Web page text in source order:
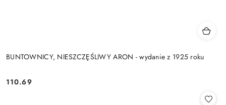
BUNTOWNICY, NIESZCZĘŚLIWY ARON - wydanie z 1925 roku
Cena:
110.69